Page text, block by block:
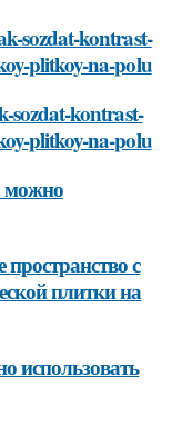
sozdat-kontrast-
plitkoy-na-polu
sozdat-kontrast-
plitkoy-na-polu
можно
с
плитки на
использовать